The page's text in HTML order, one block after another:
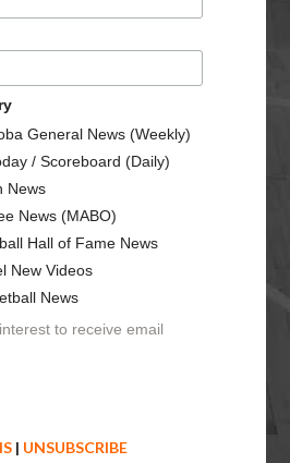
General News (Weekly)
/ Scoreboard (Daily)
News
News (MABO)
Hall of Fame News
New Videos
News
to receive email
| UNSUBSCRIBE